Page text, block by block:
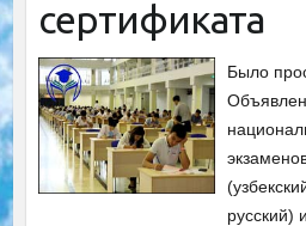
сертификата
Было
русский)